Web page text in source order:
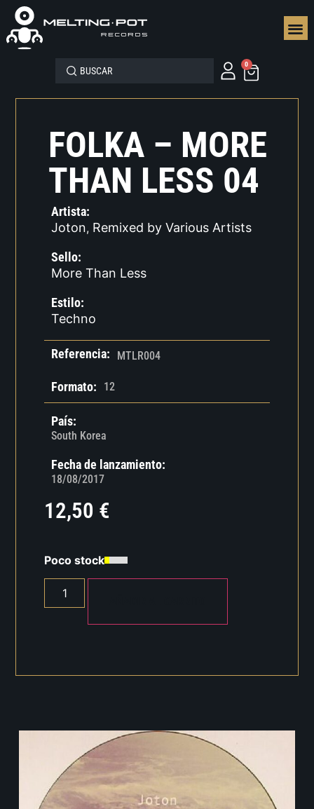
0
FOLKA – MORE
THAN LESS 04
Artista:
Joton, Remixed by Various Artists
Sello:
More Than Less
Estilo:
Techno
Referencia: MTLR004
Formato: 12
País:
South Korea
Fecha de lanzamiento:
18/08/2017
12,50 €
Poco stock